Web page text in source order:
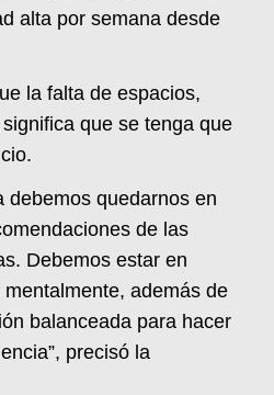
alta por semana desde
la falta de espacios,
que se tenga que
debemos quedarnos en
de las
Debemos estar en
además de
balanceada para hacer
precisó la